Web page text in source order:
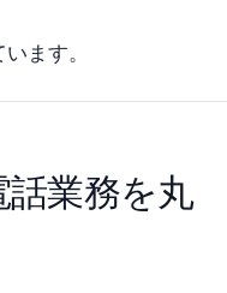
ます。
業務を丸